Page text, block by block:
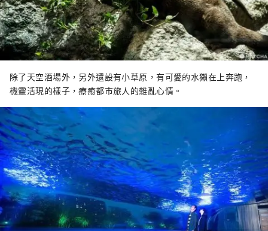
除了天空酒場外，另外還設有小草原，有可愛的水獺在上奔跑，
機靈活現的樣子，療癒都市旅人的雜亂心情。